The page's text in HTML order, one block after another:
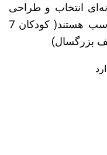
انتخاب و طراحی
شده‌اند که برای هر رنج سنی مناسب هستند( کودکان 7
بزرگسال)